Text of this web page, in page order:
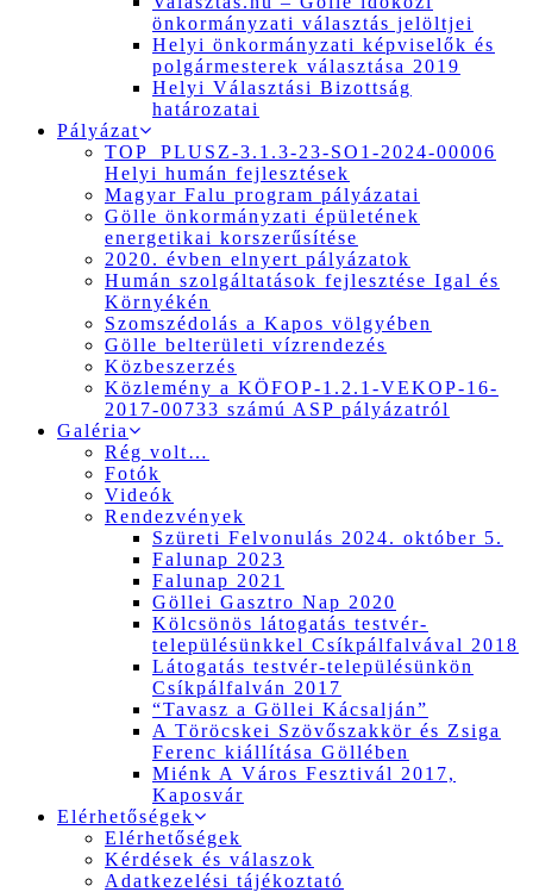
önkormányzati választás jelöltjei
Helyi önkormányzati képviselők és
polgármesterek választása 2019
Helyi Választási Bizottság
határozatai
Pályázat
TOP_PLUSZ-3.1.3-23-SO1-2024-00006
Helyi humán fejlesztések
Magyar Falu program pályázatai
Gölle önkormányzati épületének
energetikai korszerűsítése
2020. évben elnyert pályázatok
Humán szolgáltatások fejlesztése Igal és
Környékén
Szomszédolás a Kapos völgyében
Gölle belterületi vízrendezés
Közbeszerzés
Közlemény a KÖFOP-1.2.1-VEKOP-16-
2017-00733 számú ASP pályázatról
Galéria
Rég volt…
Fotók
Videók
Rendezvények
Szüreti Felvonulás 2024. október 5.
Falunap 2023
Falunap 2021
Göllei Gasztro Nap 2020
Kölcsönös látogatás testvér-
településünkkel Csíkpálfalvával 2018
Látogatás testvér-településünkön
Csíkpálfalván 2017
“Tavasz a Göllei Kácsalján”
A Töröcskei Szövőszakkör és Zsiga
Ferenc kiállítása Göllében
Miénk A Város Fesztivál 2017,
Kaposvár
Elérhetőségek
Elérhetőségek
Kérdések és válaszok
Adatkezelési tájékoztató